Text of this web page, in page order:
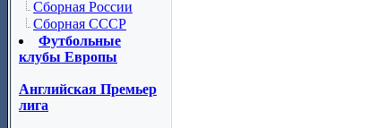
Сборная России
Сборная СССР
Футбольные
клубы Европы
Английская Премьер
лига